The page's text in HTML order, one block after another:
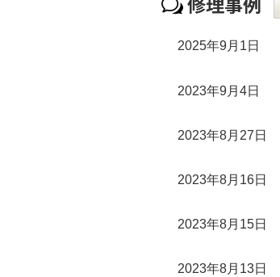
2025年9月1日
2023年9月4日
2023年8月27日
2023年8月16日
2023年8月15日
2023年8月13日